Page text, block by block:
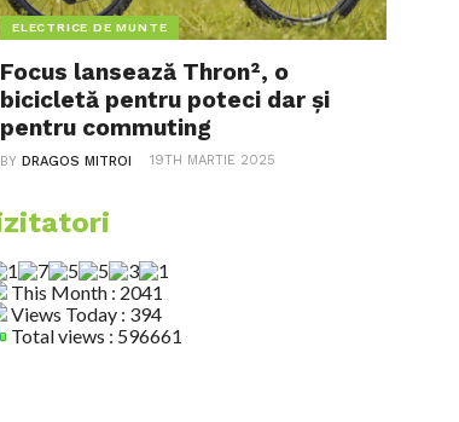
ELECTRICE DE MUNTE
Focus lansează Thron², o
bicicletă pentru poteci dar și
pentru commuting
BY DRAGOS MITROI 19TH MARTIE 2025
This Month : 2041
Views Today : 394
Total views : 596661